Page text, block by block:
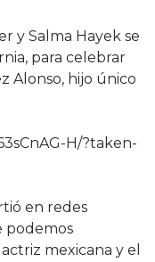
y Salma Hayek se
para celebrar
Alonso, hijo único
H/?taken-
en redes
podemos
mexicana y el